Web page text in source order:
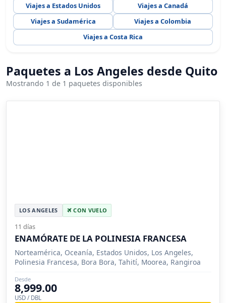
Viajes a Estados Unidos
Viajes a Canadá
Viajes a Sudamérica
Viajes a Colombia
Viajes a Costa Rica
Paquetes a Los Angeles desde Quito
Mostrando 1 de 1 paquetes disponibles
LOS ANGELES CON VUELO
11 días
ENAMÓRATE DE LA POLINESIA FRANCESA
Norteamérica, Oceanía, Estados Unidos, Los Angeles,
Polinesia Francesa, Bora Bora, Tahití, Moorea, Rangiroa
Desde
8,999.00
USD / DBL